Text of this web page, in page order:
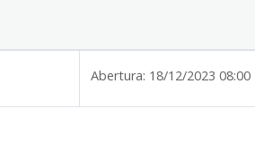
Abertura: 18/12/2023 08:00